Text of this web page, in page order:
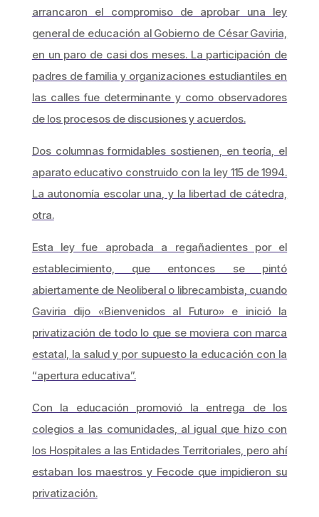
arrancaron el compromiso de aprobar una ley
general de educación al Gobierno de César Gaviria,
en un paro de casi dos meses. La participación de
padres de familia y organizaciones estudiantiles en
las calles fue determinante y como observadores
de los procesos de discusiones y acuerdos.
Dos columnas formidables sostienen, en teoría, el
aparato educativo construido con la ley 115 de 1994.
La autonomía escolar una, y la libertad de cátedra,
otra.
Esta ley fue aprobada a regañadientes por el
establecimiento, que entonces se pintó
abiertamente de Neoliberal o librecambista, cuando
Gaviria dijo «Bienvenidos al Futuro» e inició la
privatización de todo lo que se moviera con marca
estatal, la salud y por supuesto la educación con la
“apertura educativa”.
Con la educación promovió la entrega de los
colegios a las comunidades, al igual que hizo con
los Hospitales a las Entidades Territoriales, pero ahí
estaban los maestros y Fecode que impidieron su
privatización.